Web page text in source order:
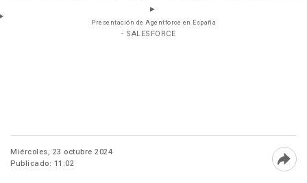
Presentación de Agentforce en España
- SALESFORCE
Miércoles, 23 octubre 2024
Publicado: 11:02